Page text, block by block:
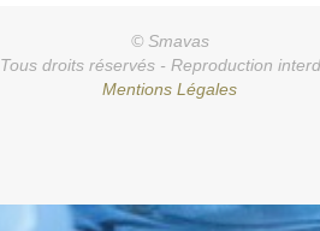
© Smavas
Tous droits réservés - Reproduction
Mentions Légales